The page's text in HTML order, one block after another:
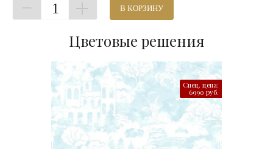
1 В КОРЗИНУ
Цветовые решения
Спец. цена:
6990 руб.